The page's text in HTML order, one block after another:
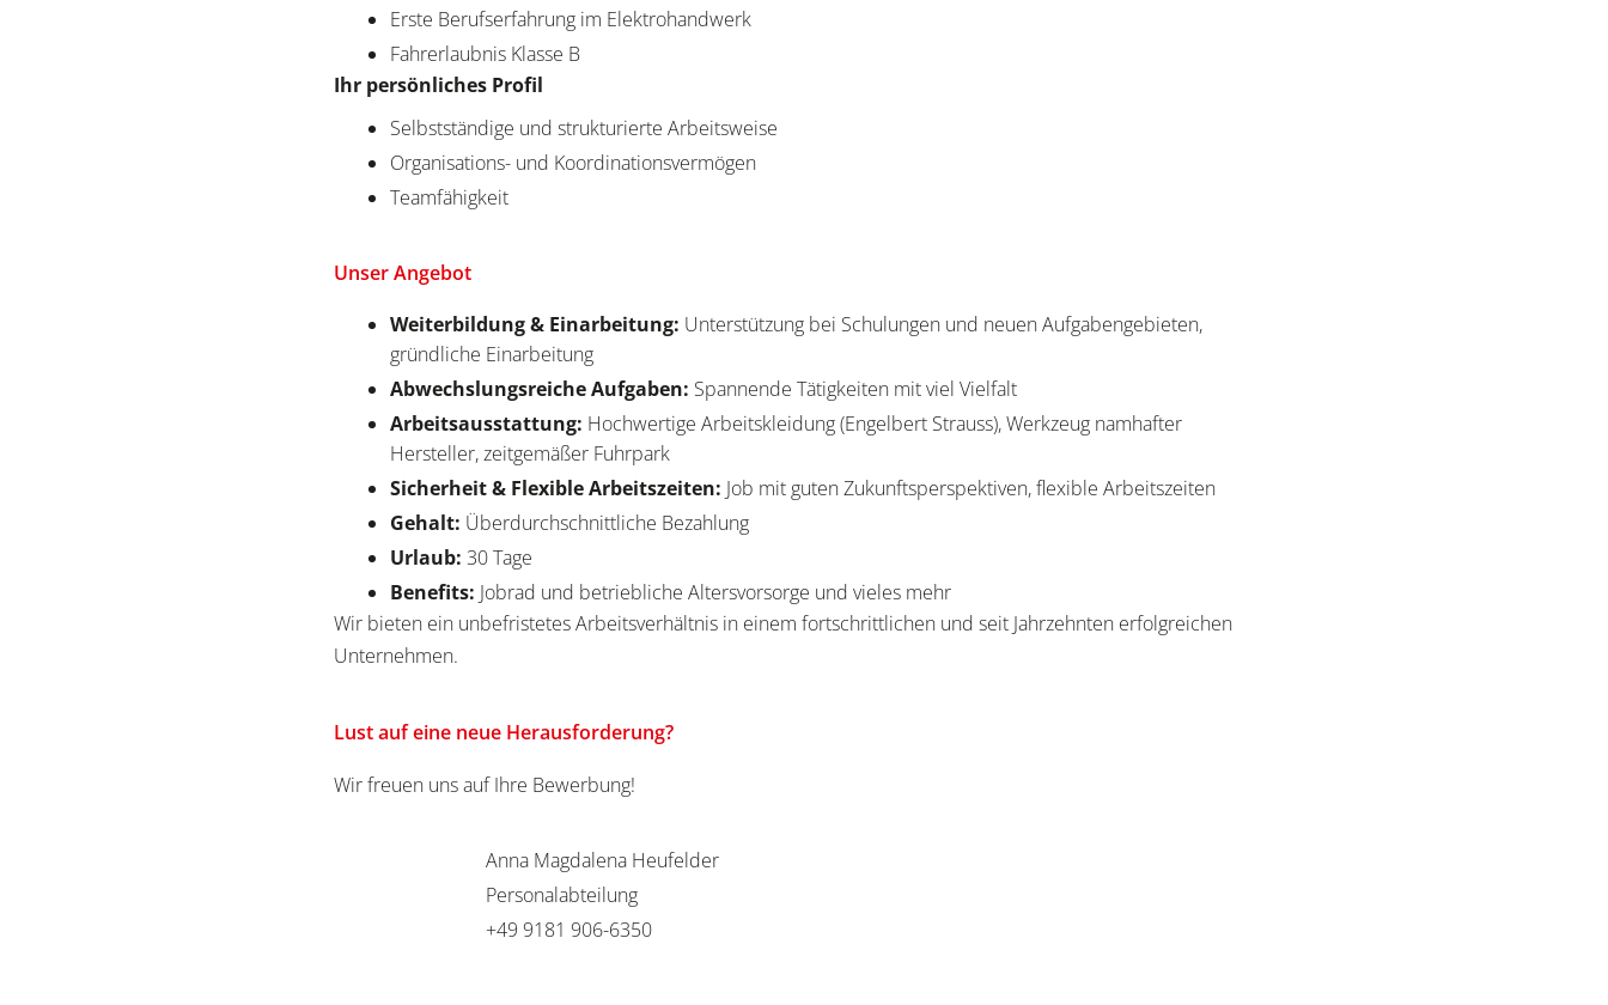
Erste Berufserfahrung im Elektrohandwerk
Fahrerlaubnis Klasse B
Ihr persönliches Profil
Selbstständige und strukturierte Arbeitsweise
Organisations- und Koordinationsvermögen
Teamfähigkeit
Unser Angebot
Weiterbildung & Einarbeitung: Unterstützung bei Schulungen und neuen Aufgabengebieten,
gründliche Einarbeitung
Abwechslungsreiche Aufgaben: Spannende Tätigkeiten mit viel Vielfalt
Arbeitsausstattung: Hochwertige Arbeitskleidung (Engelbert Strauss), Werkzeug namhafter
Hersteller, zeitgemäßer Fuhrpark
Sicherheit & Flexible Arbeitszeiten: Job mit guten Zukunftsperspektiven, flexible Arbeitszeiten
Gehalt: Überdurchschnittliche Bezahlung
Urlaub: 30 Tage
Benefits: Jobrad und betriebliche Altersvorsorge und vieles mehr
Wir bieten ein unbefristetes Arbeitsverhältnis in einem fortschrittlichen und seit Jahrzehnten erfolgreichen
Unternehmen.
Lust auf eine neue Herausforderung?
Wir freuen uns auf Ihre Bewerbung!
Anna Magdalena Heufelder
Personalabteilung
+49 9181 906-6350